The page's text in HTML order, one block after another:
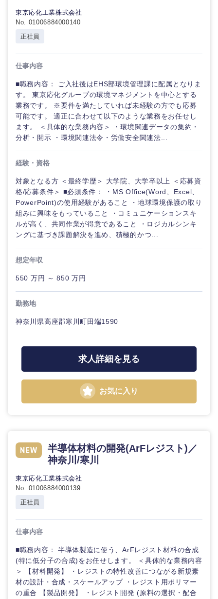
海外
東京応化工業株式会社
No. 01006884000140
正社員
仕事内容
■職務内容： ご入社後はEHS部環境管理課に配属となりま
す。 東京応化グループの環境マネジメントを中心とする
業務です。 ※要件を満たしていれば未経験の方でも応募
可能です。 適正に合わせて以下のような業務をお任せし
ます。 ＜具体的な業務内容＞ ・環境関連データの集約・
分析・開示 ・環境関連法令・労働安全関連法...
経験・資格
対象となる方 ＜最終学歴＞ 大学院、大学卒以上 ＜応募資
格/応募条件＞ ■必須条件： ・MS Office(Word、Excel、
PowerPoint)の使用経験があること ・地球環境保護の取り
組みに興味をもっていること ・コミュニケーションスキ
ルが高く、共同作業が得意であること ・ロジカルシンキ
ングに基づき課題解決を進め、積極的かつ...
想定年収
550 万円 ～ 850 万円
勤務地
神奈川県高座郡寒川町田端1590
求人詳細を見る
お気に入り
半導体材料の開発(ArFレジスト)／
神奈川/寒川
東京応化工業株式会社
No. 01006884000139
正社員
仕事内容
■職務内容： 半導体製造に使う、ArFレジスト材料の合成
(特に低分子の合成)をお任せします。 ＜具体的な業務内容
＞ 【材料開発】 ・レジストの特性改善につながる新規素
材の設計・合成・スケールアップ ・レジスト用ポリマー
の重合 【製品開発】 ・レジスト開発 (原料の選択・配合